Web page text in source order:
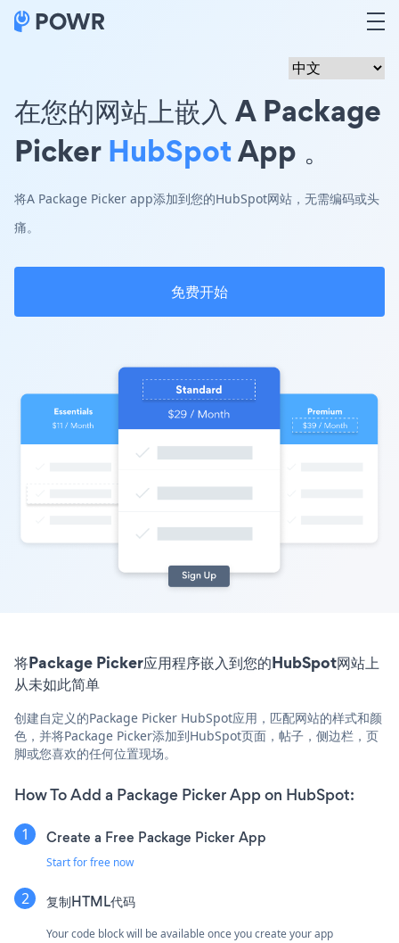
在您的网站上嵌入 A Package
PickerHubSpotApp 。
将A Package Picker app添加到您的HubSpot网站，无需编码或头
痛。
免费开始
将Package Picker应用程序嵌入到您的HubSpot网站上
从未如此简单
创建自定义的Package Picker HubSpot应用，匹配网站的样式和颜
色，并将Package Picker添加到HubSpot页面，帖子，侧边栏，页
脚或您喜欢的任何位置现场。
How To Add a Package Picker App on HubSpot:
Create a Free Package Picker App
Start for free now
复制HTML代码
Your code block will be available once you create your app